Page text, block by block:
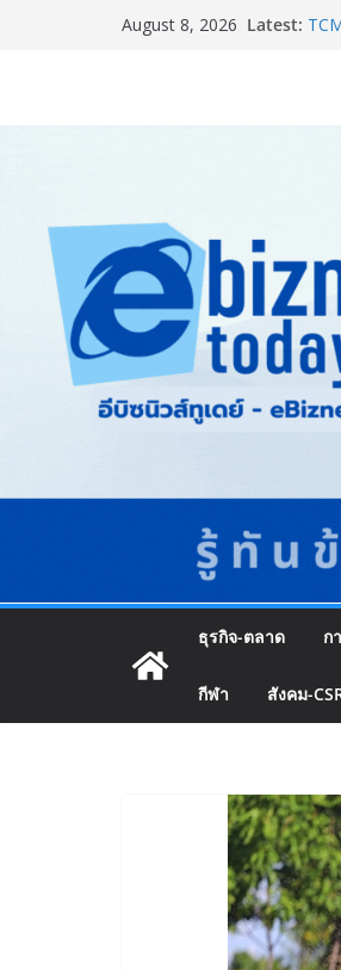
August 8, 2026 Latest:
คว
ธุรกิจ-ตลาด ก
กีฬา สังคม-